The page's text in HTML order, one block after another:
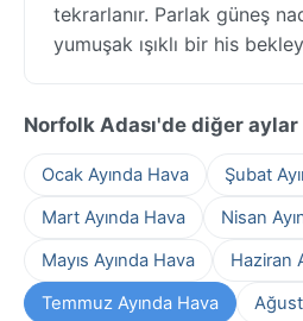
tekrarlanır. Parlak güneş
yumuşak ışıklı bir his
Norfolk Adası'de diğer aylar
Ocak Ayında Hava
Şubat
Mart Ayında Hava
Nisan
Mayıs Ayında Hava
Haziran
Temmuz Ayında Hava